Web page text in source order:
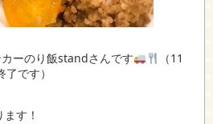
ーのり飯standさんです
（11
です）
す！